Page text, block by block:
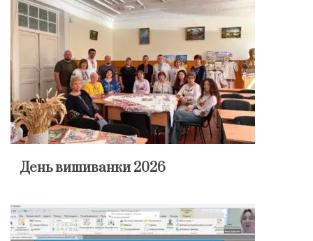
День вишиванки 2026